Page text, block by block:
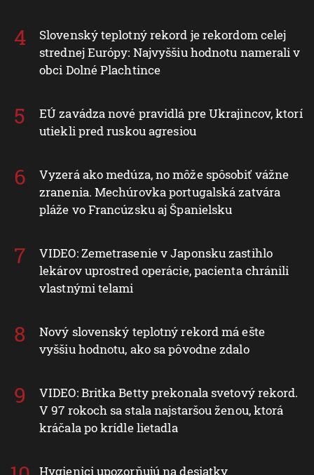
Slovenský teplotný rekord je rekordom celej
strednej Európy: Najvyššiu hodnotu namerali v
obci Dolné Plachtince
EÚ zavádza nové pravidlá pre Ukrajincov, ktorí
utiekli pred ruskou agresiou
Vyzerá ako medúza, no môže spôsobiť vážne
zranenia. Mechúrovka portugalská zatvára
pláže vo Francúzsku aj Španielsku
VIDEO: Zemetrasenie v Japonsku zastihlo
lekárov uprostred operácie, pacienta chránili
vlastnými telami
Nový slovenský teplotný rekord má ešte
vyššiu hodnotu, ako sa pôvodne zdalo
VIDEO: Britka Betty prekonala svetový rekord.
V 97 rokoch sa stala najstaršou ženou, ktorá
kráčala po krídle lietadla
Hygienici upozorňujú na desiatky